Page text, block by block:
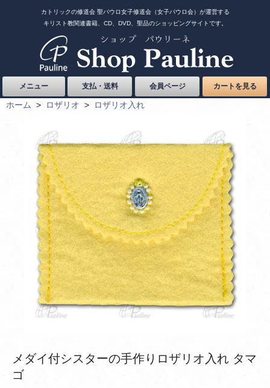
カトリックの修道会 聖パウロ女子修道会（女子パウロ会）が運営する
キリスト教関連書籍、CD、DVD、聖品のショッピングサイトです。
メニュー 支払・送料 会員ページ カートを見る
ホーム > ロザリオ > ロザリオ入れ
メダイ付シスターの手作りロザリオ入れ タマ
ゴ